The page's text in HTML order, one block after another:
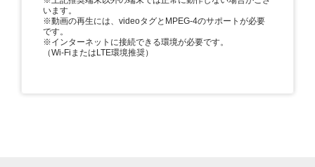
います。
※動画の再生には、videoタグとMPEG-4のサポートが必要
です。
※インターネットに接続できる環境が必要です。
（Wi-FiまたはLTE環境推奨）